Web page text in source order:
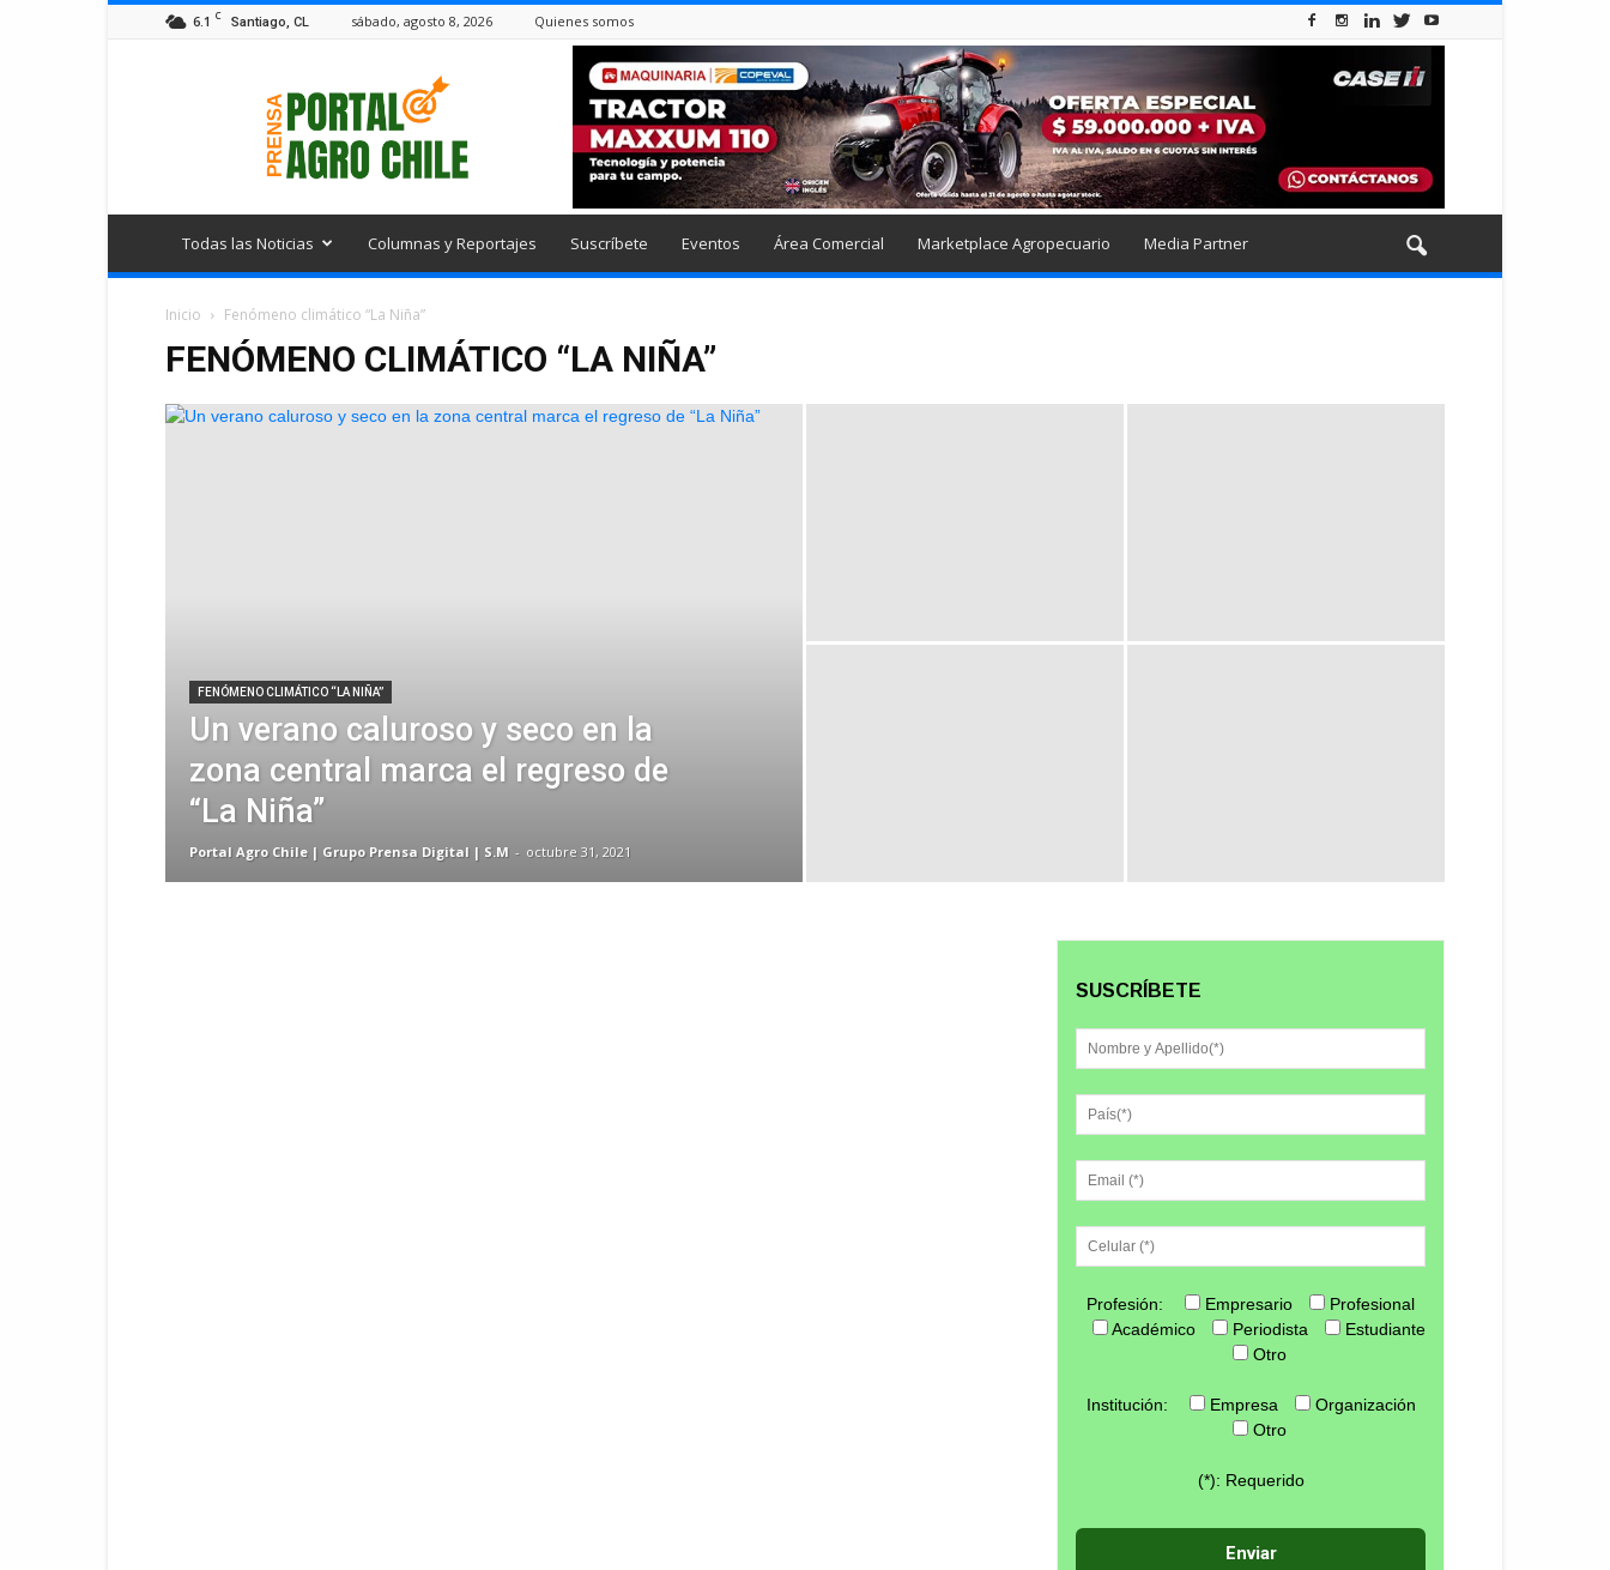
6.1 C Santiago, CL sábado, agosto 8, 2026 Quienes somos
Todas las Noticias Columnas y Reportajes Suscríbete Eventos Área Comercial Marketplace Agropecuario Media Partner
Inicio Fenómeno climático “La Niña”
FENÓMENO CLIMÁTICO “LA NIÑA”
FENÓMENO CLIMÁTICO “LA NIÑA”
Un verano caluroso y seco en la
zona central marca el regreso de
“La Niña”
Portal Agro Chile | Grupo Prensa Digital | S.M - octubre 31, 2021
SUSCRÍBETE
Profesión: Empresario
Profesional
Académico
Periodista
Estudiante
Otro
Institución: Empresa
Organización
Otro
(*): Requerido